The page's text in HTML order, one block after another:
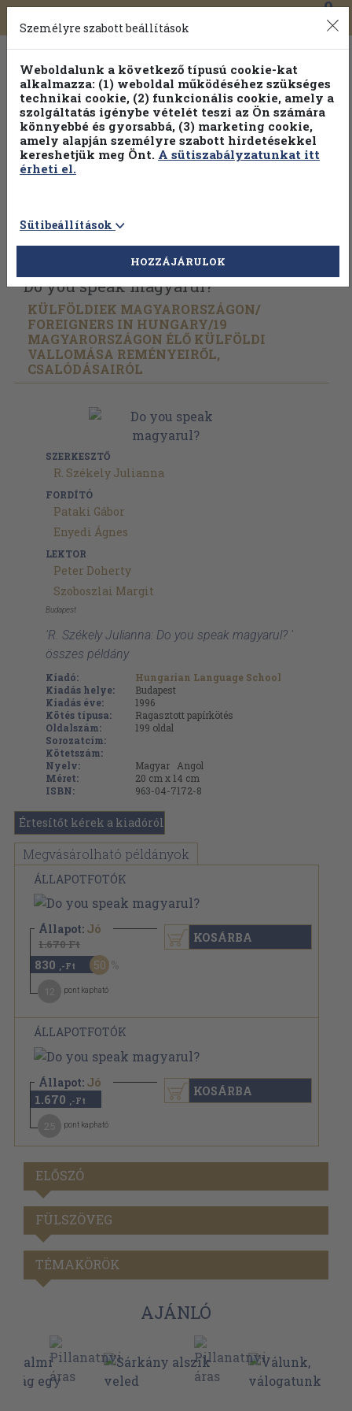
Toggle
navigation
0
Válogasson több mint 30 000 kötet közül
Hobbi témakörökben20% kedvezménnyel!
Vissza az előző oldalra Válasszon példányt
Do you speak magyarul?
KÜLFÖLDIEK MAGYARORSZÁGON/
FOREIGNERS IN HUNGARY/19
MAGYARORSZÁGON ÉLŐ KÜLFÖLDI
VALLOMÁSA REMÉNYEIRŐL,
CSALÓDÁSAIRÓL
SZERKESZTŐ
R. Székely Julianna
FORDÍTÓ
Pataki Gábor
Enyedi Ágnes
LEKTOR
Peter Doherty
Szoboszlai Margit
Budapest
'R. Székely Julianna: Do you speak magyarul? '
összes példány
Kiadó:
Hungarian Language School
Kiadás helye:
Budapest
Kiadás éve:
1996
Kötés típusa:
Ragasztott papírkötés
Oldalszám:
199 oldal
Sorozatcím:
Kötetszám:
Nyelv:
Magyar
Angol
Méret:
20 cm x 14 cm
ISBN:
963-04-7172-8
Értesítőt kérek a kiadóról
Megvásárolható példányok
ÁLLAPOTFOTÓK
Állapot: Jó
1.670 Ft
830 ,-Ft 50
pont kapható
KOSÁRBA
ÁLLAPOTFOTÓK
Állapot: Jó
1.670 ,-Ft
pont kapható
KOSÁRBA
ELŐSZÓ
FÜLSZÖVEG
TÉMAKÖRÖK
AJÁNLÓ
Személyre szabott beállítások
Weboldalunk a következő típusú cookie-kat
alkalmazza: (1) weboldal működéséhez szükséges
technikai cookie, (2) funkcionális cookie, amely a
szolgáltatás igénybe vételét teszi az Ön számára
könnyebbé és gyorsabbá, (3) marketing cookie,
amely alapján személyre szabott hirdetésekkel
kereshetjük meg Önt. A sütiszabályzatunkat itt
érheti el.
Sütibeállítások
HOZZÁJÁRULOK